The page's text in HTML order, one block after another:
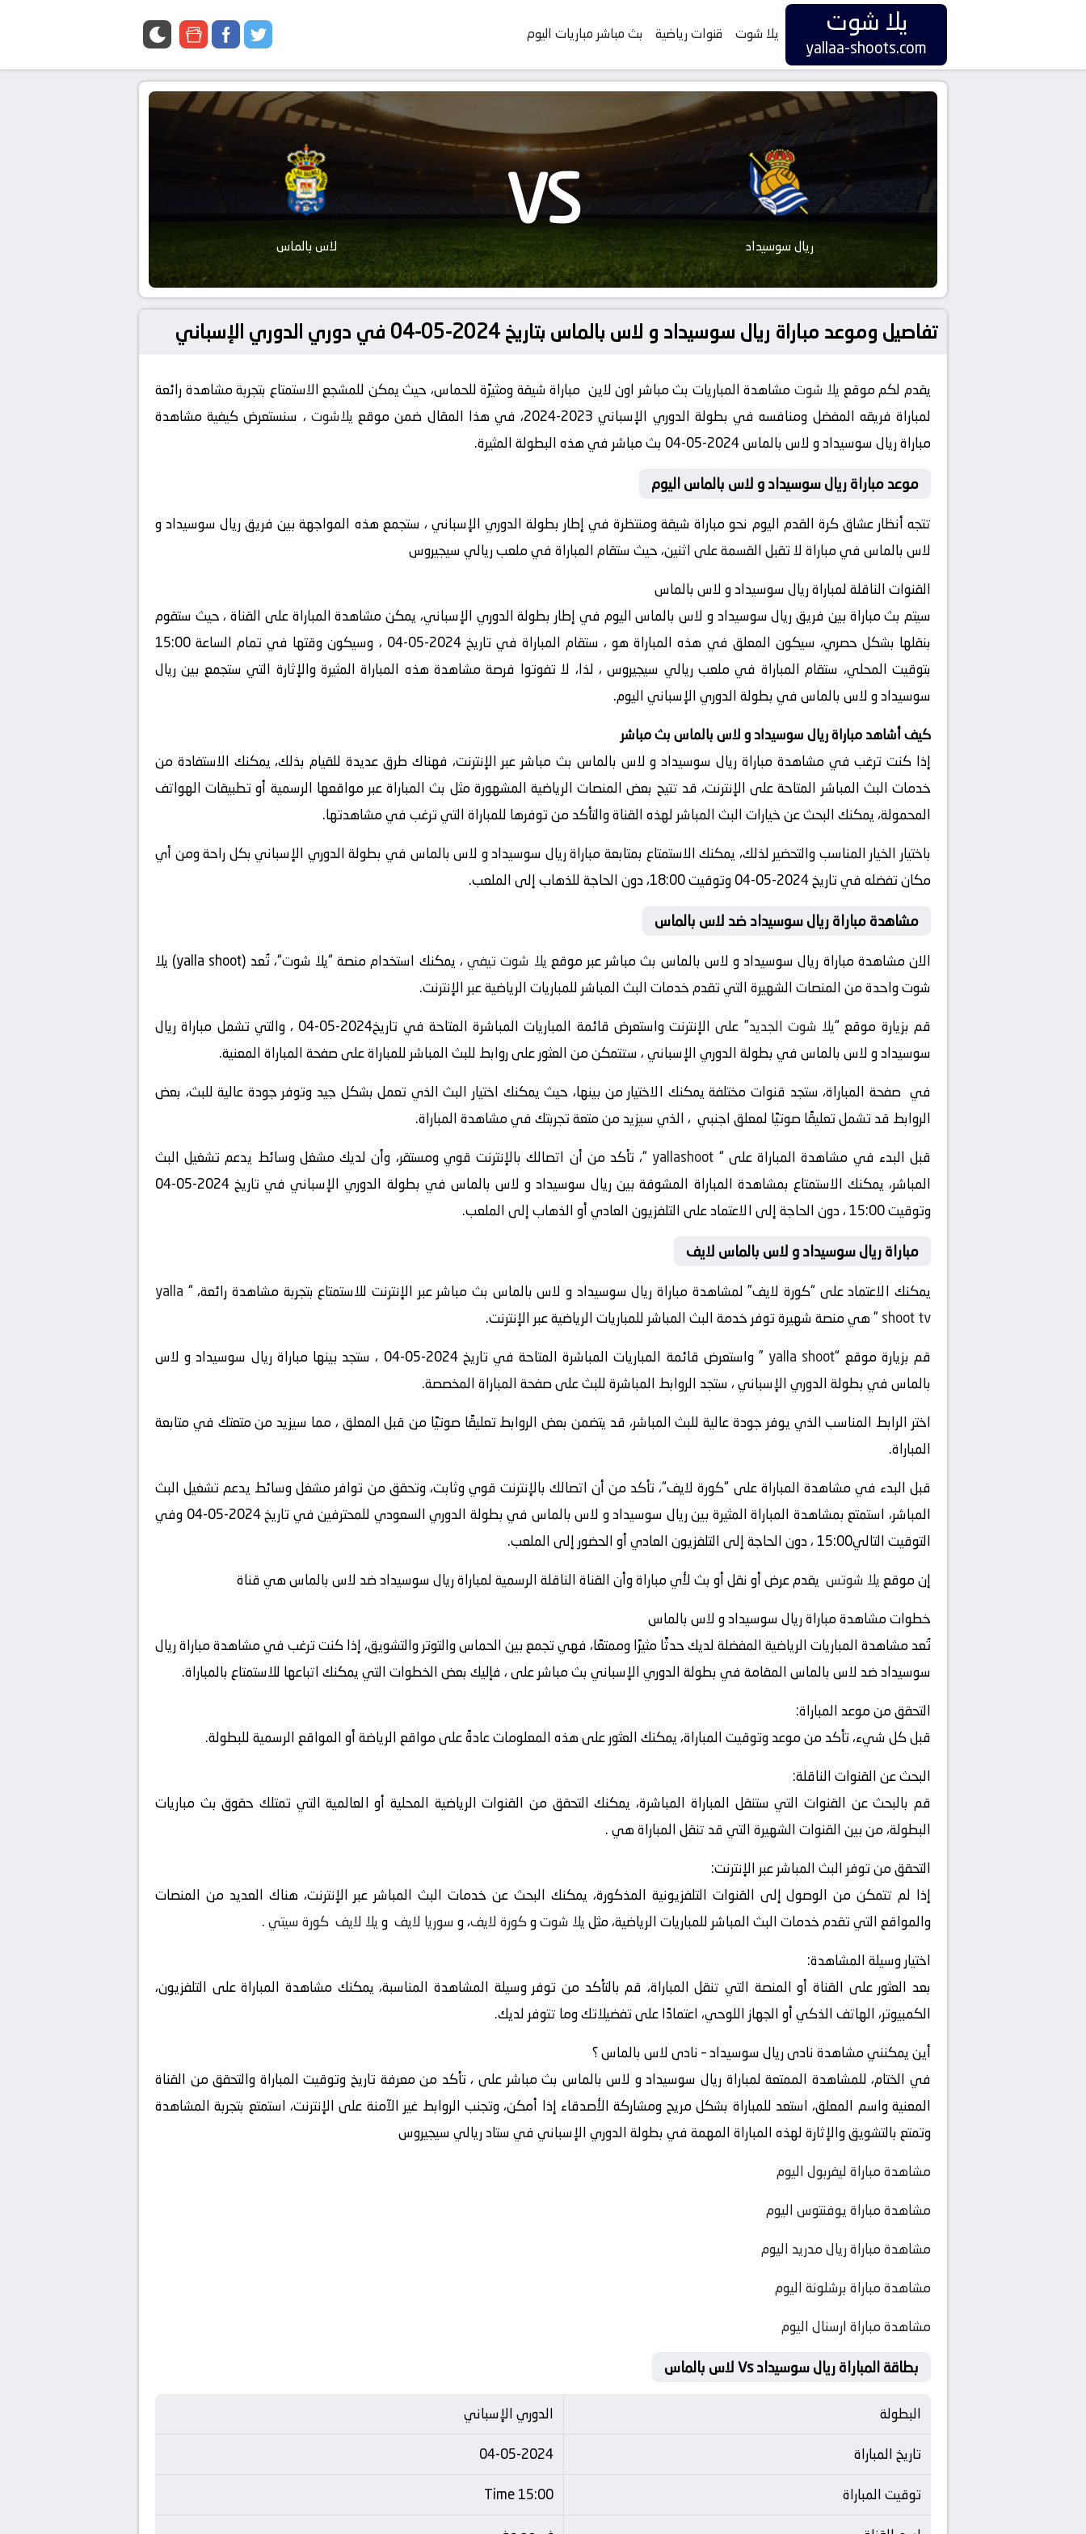
يلا شوت
yallaa-shoots.com
يلا شوت قنوات رياضية بث مباشر مباريات اليوم twitter
facebook
google
ريال سوسيداد VS لاس بالماس
تفاصيل وموعد مباراة ريال سوسيداد و لاس بالماس بتاريخ 2024-05-04 في دوري الدوري الإسباني
يقدم لكم موقع يلا شوت مشاهدة المباريات بث مباشر اون لاين مباراة شيقة ومثيرًة للحماس، حيث يمكن للمشجع الاستمتاع بتجربة مشاهدة رائعة
لمباراة فريقه المفضل ومنافسه في بطولة الدوري الإسباني 2023-2024، في هذا المقال ضمن موقع
يلاشوت ، سنستعرض كيفية مشاهدة
مباراة ريال سوسيداد و لاس بالماس 2024-05-04 بث مباشر في هذه البطولة المثيرة.
موعد مباراة ريال سوسيداد و لاس بالماس اليوم
تتجه أنظار عشاق كرة القدم اليوم نحو مباراة شيقة ومنتظرة في إطار بطولة الدوري الإسباني ، ستجمع هذه المواجهة بين فريق ريال سوسيداد و
لاس بالماس في مباراة لا تقبل القسمة على اثنين، حيث ستقام المباراة في ملعب ريالي سيجيروس
القنوات الناقلة لمباراة ريال سوسيداد و لاس بالماس
سيتم بث مباراة بين فريق ريال سوسيداد و لاس بالماس اليوم في إطار بطولة الدوري الإسباني، يمكن مشاهدة المباراة على القناة ، حيث ستقوم
بنقلها بشكل حصري، سيكون المعلق في هذه المباراة هو ، ستقام المباراة في تاريخ 2024-05-04 ، وسيكون وقتها في تمام الساعة 15:00
بتوقيت المحلي، ستقام المباراة في ملعب ريالي سيجيروس ، لذا، لا تفوتوا فرصة مشاهدة هذه المباراة المثيرة والإثارة التي ستجمع بين ريال
سوسيداد و لاس بالماس في بطولة الدوري الإسباني اليوم.
كيف أشاهد مباراة ريال سوسيداد و لاس بالماس بث مباشر
إذا كنت ترغب في مشاهدة مباراة ريال سوسيداد و لاس بالماس بث مباشر عبر الإنترنت، فهناك طرق عديدة للقيام بذلك، يمكنك الاستفادة من
خدمات البث المباشر المتاحة على الإنترنت، قد تتيح بعض المنصات الرياضية المشهورة مثل بث المباراة عبر مواقعها الرسمية أو تطبيقات الهواتف
المحمولة، يمكنك البحث عن خيارات البث المباشر لهذه القناة والتأكد من توفرها للمباراة التي ترغب في مشاهدتها.
باختيار الخيار المناسب والتحضير لذلك، يمكنك الاستمتاع بمتابعة مباراة ريال سوسيداد و لاس بالماس في بطولة الدوري الإسباني بكل راحة ومن أي
مكان تفضله في تاريخ 2024-05-04 وتوقيت 18:00، دون الحاجة للذهاب إلى الملعب.
مشاهدة مباراة ريال سوسيداد ضد لاس بالماس
الان مشاهدة مباراة ريال سوسيداد و لاس بالماس بث مباشر عبر موقع يلا شوت تيفي
، يمكنك استخدام منصة “يلا شوت“، تُعد (yalla shoot) يلا
شوت واحدة من المنصات الشهيرة التي تقدم خدمات البث المباشر للمباريات الرياضية عبر الإنترنت.
قم بزيارة موقع “يلا شوت الجديد
” على الإنترنت واستعرض قائمة المباريات المباشرة المتاحة في تاريخ2024-05-04 ، والتي تشمل مباراة ريال
سوسيداد و لاس بالماس في بطولة الدوري الإسباني ، ستتمكن من العثور على روابط للبث المباشر للمباراة على صفحة المباراة المعنية.
في صفحة المباراة، ستجد قنوات مختلفة يمكنك الاختيار من بينها، حيث يمكنك اختيار البث الذي تعمل بشكل جيد وتوفر جودة عالية للبث، بعض
الروابط قد تشمل تعليقًا صوتيًا لمعلق اجنبي ، الذي سيزيد من متعة تجربتك في مشاهدة المباراة.
قبل البدء في مشاهدة المباراة على “
“، تأكد من أن اتصالك بالإنترنت قوي ومستقر، وأن لديك مشغل وسائط يدعم تشغيل البث
المباشر، يمكنك الاستمتاع بمشاهدة المباراة المشوقة بين ريال سوسيداد و لاس بالماس في بطولة الدوري الإسباني في تاريخ 2024-05-04
وتوقيت 15:00 ، دون الحاجة إلى الاعتماد على التلفزيون العادي أو الذهاب إلى الملعب.
مباراة ريال سوسيداد و لاس بالماس لايف
يمكنك الاعتماد على “كورة لايف” لمشاهدة مباراة ريال سوسيداد و لاس بالماس بث مباشر عبر الإنترنت للاستمتاع بتجربة مشاهدة رائعة، “ yalla
shoot tv” هي منصة شهيرة توفر خدمة البث المباشر للمباريات الرياضية عبر الإنترنت.
قم بزيارة موقع “yalla shoot
” واستعرض قائمة المباريات المباشرة المتاحة في تاريخ 2024-05-04 ، ستجد بينها مباراة ريال سوسيداد و لاس
بالماس في بطولة الدوري الإسباني ، ستجد الروابط المباشرة للبث على صفحة المباراة المخصصة.
اختر الرابط المناسب الذي يوفر جودة عالية للبث المباشر، قد يتضمن بعض الروابط تعليقًا صوتيًا من قبل المعلق ، مما سيزيد من متعتك في متابعة
المباراة.
قبل البدء في مشاهدة المباراة على “كورة لايف“، تأكد من أن اتصالك بالإنترنت قوي وثابت، وتحقق من توافر مشغل وسائط يدعم تشغيل البث
المباشر، استمتع بمشاهدة المباراة المثيرة بين ريال سوسيداد و لاس بالماس في بطولة الدوري السعودي للمحترفين في تاريخ 2024-05-04 وفي
التوقيت التالي15:00 ، دون الحاجة إلى التلفزيون العادي أو الحضور إلى الملعب.
إن موقعيلا شوتس يقدم عرض أو نقل أو بث لأي مباراة وأن القناة الناقلة الرسمية لمباراة ريال سوسيداد ضد لاس بالماس هي قناة
خطوات مشاهدة مباراة ريال سوسيداد و لاس بالماس
تُعد مشاهدة المباريات الرياضية المفضلة لديك حدثًا مثيرًا وممتعًا، فهي تجمع بين الحماس والتوتر والتشويق، إذا كنت ترغب في مشاهدة مباراة ريال
سوسيداد ضد لاس بالماس المقامة في بطولة الدوري الإسباني بث مباشر على ، فإليك بعض الخطوات التي يمكنك اتباعها للاستمتاع بالمباراة.
التحقق من موعد المباراة:
قبل كل شيء، تأكد من موعد وتوقيت المباراة، يمكنك العثور على هذه المعلومات عادةً على مواقع الرياضة أو المواقع الرسمية للبطولة.
البحث عن القنوات الناقلة:
قم بالبحث عن القنوات التي ستنقل المباراة المباشرة، يمكنك التحقق من القنوات الرياضية المحلية أو العالمية التي تمتلك حقوق بث مباريات
البطولة، من بين القنوات الشهيرة التي قد تنقل المباراة هي .
التحقق من توفر البث المباشر عبر الإنترنت:
إذا لم تتمكن من الوصول إلى القنوات التلفزيونية المذكورة، يمكنك البحث عن خدمات البث المباشر عبر الإنترنت، هناك العديد من المنصات
والمواقع التي تقدم خدمات البث المباشر للمباريات الرياضية، مثليلا شوتوكورة لايف، وسوريا لايف ويلا لايف كورة سيتي.
اختيار وسيلة المشاهدة:
بعد العثور على القناة أو المنصة التي تنقل المباراة، قم بالتأكد من توفر وسيلة المشاهدة المناسبة، يمكنك مشاهدة المباراة على التلفزيون،
الكمبيوتر، الهاتف الذكي أو الجهاز اللوحي، اعتمادًا على تفضيلاتك وما تتوفر لديك.
أين يمكنني مشاهدة ‎نادى ريال سوسيداد – نادى لاس بالماس ؟
في الختام، للمشاهدة الممتعة لمباراة ريال سوسيداد و لاس بالماس بث مباشر على ، تأكد من معرفة تاريخ وتوقيت المباراة والتحقق من القناة
المعنية واسم المعلق، استعد للمباراة بشكل مريح ومشاركة الأصدقاء إذا أمكن، وتجنب الروابط غير الآمنة على الإنترنت، استمتع بتجربة المشاهدة
وتمتع بالتشويق والإثارة لهذه المباراة المهمة في بطولة الدوري الإسباني في ستاد ريالي سيجيروس
مشاهدة مباراة ليفربول اليوم
مشاهدة مباراة يوفنتوس اليوم
مشاهدة مباراة ريال مدريد اليوم
مشاهدة مباراة برشلونة اليوم
مشاهدة مباراة ارسنال اليوم
بطاقة المباراة ريال سوسيداد Vs لاس بالماس
البطولة
الدوري الإسباني
تاريخ المباراة
04-05-2024
توقيت المباراة
15:00 Time